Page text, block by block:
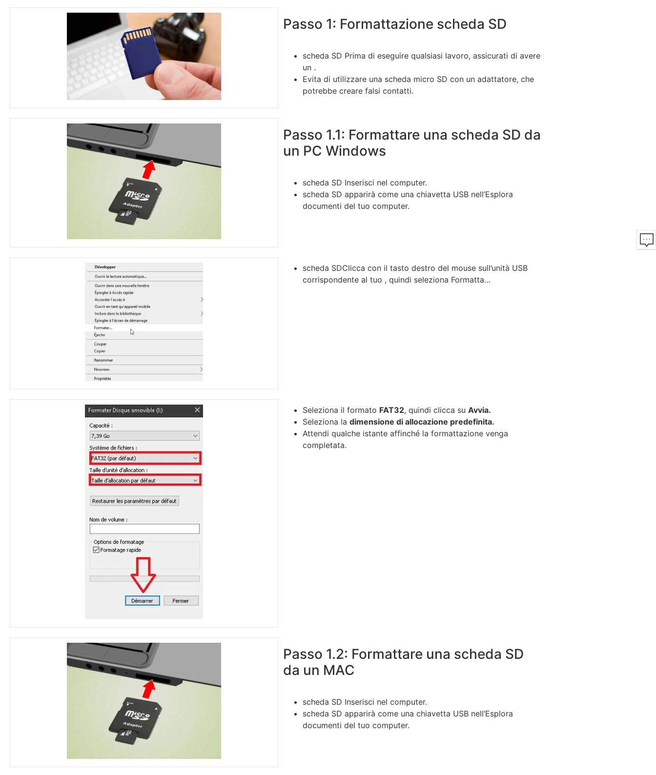
Passo 1: Formattazione scheda SD
scheda SD Prima di eseguire qualsiasi lavoro, assicurati di avere
un .
Evita di utilizzare una scheda micro SD con un adattatore, che
potrebbe creare falsi contatti.
Passo 1.1: Formattare una scheda SD da
un PC Windows
scheda SD Inserisci nel computer.
scheda SD apparirà come una chiavetta USB nell’Esplora
documenti del tuo computer.
scheda SDClicca con il tasto destro del mouse sull’unità USB
corrispondente al tuo , quindi seleziona Formatta…
Seleziona il formato FAT32, quindi clicca su Avvia.
Seleziona la dimensione di allocazione predefinita.
Attendi qualche istante affinché la formattazione venga
completata.
Passo 1.2: Formattare una scheda SD
da un MAC
scheda SD Inserisci nel computer.
scheda SD apparirà come una chiavetta USB nell’Esplora
documenti del tuo computer.